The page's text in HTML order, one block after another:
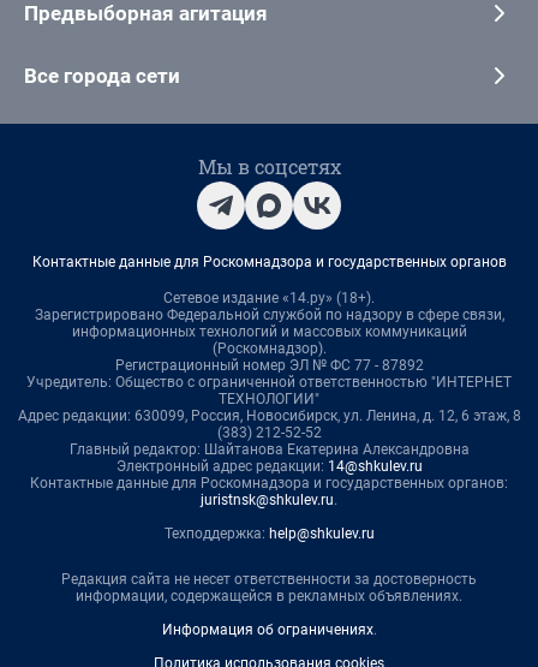
Предвыборная агитация
Все города сети
Мы в соцсетях
Контактные данные для Роскомнадзора и государственных органов
Сетевое издание «14.ру» (18+).
Зарегистрировано Федеральной службой по надзору в сфере связи,
информационных технологий и массовых коммуникаций
(Роскомнадзор).
Регистрационный номер ЭЛ № ФС 77 - 87892
Учредитель: Общество с ограниченной ответственностью "ИНТЕРНЕТ
ТЕХНОЛОГИИ"
Адрес редакции: 630099, Россия, Новосибирск, ул. Ленина, д. 12, 6 этаж, 8
(383) 212-52-52
Главный редактор: Шайтанова Екатерина Александровна
Электронный адрес редакции: 14@shkulev.ru
Контактные данные для Роскомнадзора и государственных органов:
juristnsk@shkulev.ru.
Техподдержка: help@shkulev.ru
Редакция сайта не несет ответственности за достоверность
информации, содержащейся в рекламных объявлениях.
Информация об ограничениях.